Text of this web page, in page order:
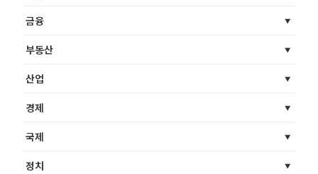
금융
부동산
산업
경제
국제
정치